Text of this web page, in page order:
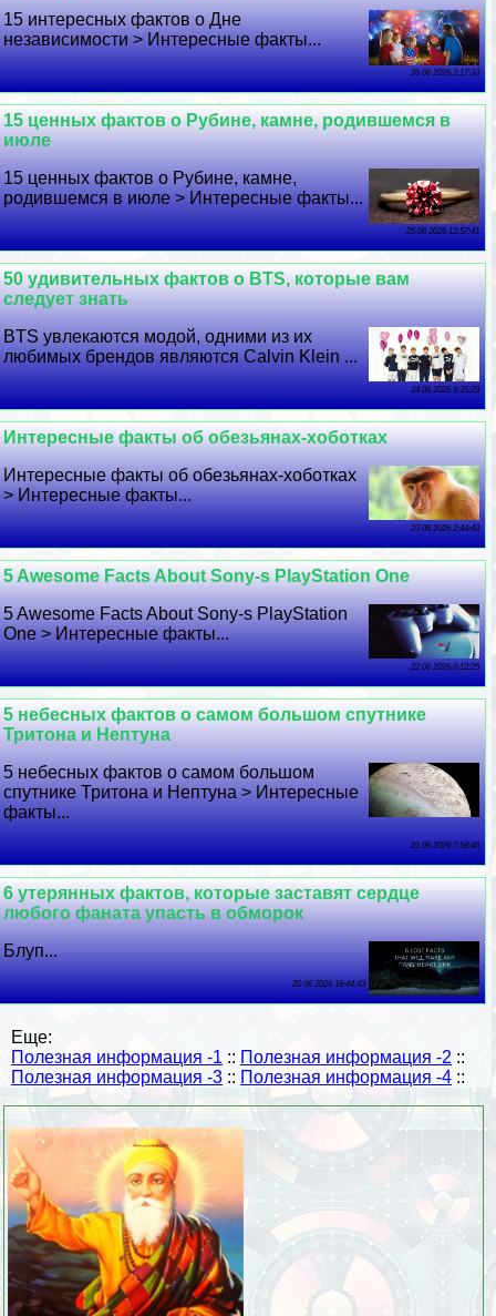
15 интересных фактов о Дне
независимости > Интересные факты...
26 06 2026 2:17:33
15 ценных фактов о Рубине, камне, родившемся в
июле
15 ценных фактов о Рубине, камне,
родившемся в июле > Интересные факты...
25 06 2026 12:57:41
50 удивительных фактов о BTS, которые вам
следует знать
BTS увлекаются модой, одними из их
любимых брендов являются Calvin Klein ...
24 06 2026 9:35:29
Интересные факты об обезьянах-хоботках
Интересные факты об обезьянах-хоботках
> Интересные факты...
23 06 2026 2:44:43
5 Awesome Facts About Sony-s PlayStation One
5 Awesome Facts About Sony-s PlayStation
One > Интересные факты...
22 06 2026 0:12:25
5 небесных фактов о самом большом спутнике
Тритона и Нептуна
5 небесных фактов о самом большом
спутнике Тритона и Нептуна > Интересные
факты...
21 06 2026 7:58:46
6 утерянных фактов, которые заставят сердце
любого фаната упасть в обморок
Блуп...
20 06 2026 16:44:43
Еще:
Полезная информация -1 :: Полезная информация -2 ::
Полезная информация -3 :: Полезная информация -4 ::